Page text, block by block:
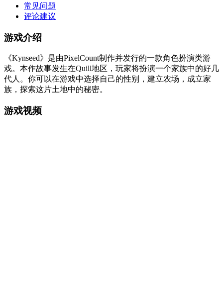
常见问题
评论建议
游戏介绍
《Kynseed》是由PixelCount制作并发行的一款角色扮演类游
戏。本作故事发生在Quill地区，玩家将扮演一个家族中的好几
代人。你可以在游戏中选择自己的性别，建立农场，成立家
族，探索这片土地中的秘密。
游戏视频